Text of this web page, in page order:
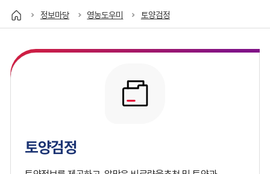
정보마당 영농도우미 토양검정
토양검정